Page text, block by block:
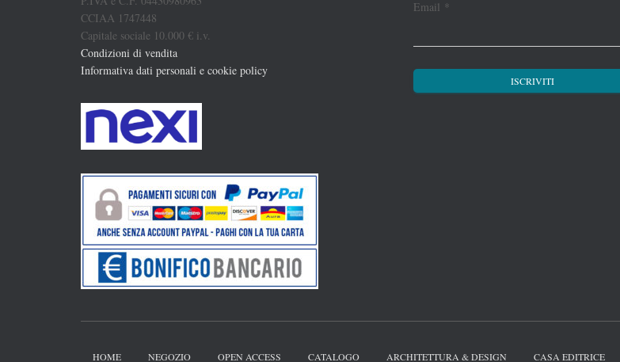
CCIAA 1747448
Capitale sociale 10.000 € i.v.
Condizioni di vendita
Informativa dati personali e cookie policy
Email *
HOME NEGOZIO OPEN ACCESS CATALOGO ARCHITETTURA & DESIGN CASA EDITRICE